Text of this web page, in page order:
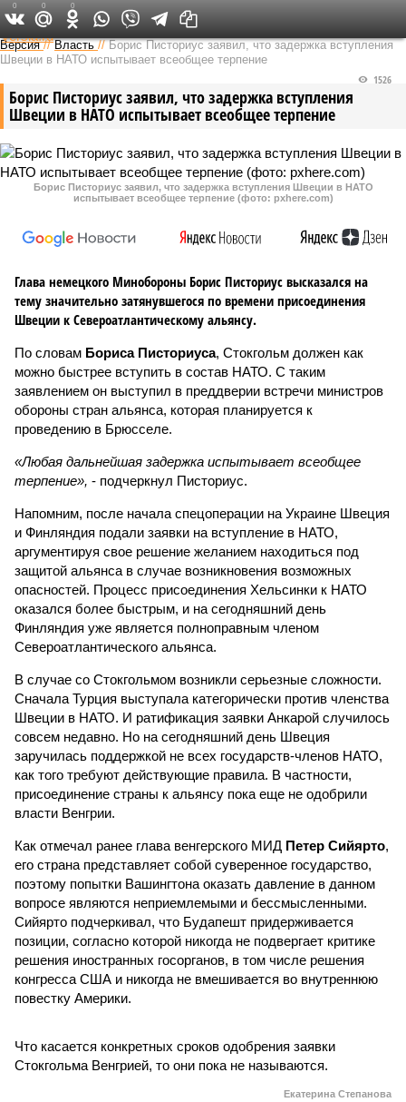
Федеральный выпуск
Версия //Власть //Борис Писториус заявил, что задержка вступления
Швеции в НАТО испытывает всеобщее терпение
Борис Писториус заявил, что задержка вступления
Швеции в НАТО испытывает всеобщее терпение
1526
Борис Писториус заявил, что задержка вступления Швеции в НАТО
испытывает всеобщее терпение (фото: pxhere.com)
Глава немецкого Минобороны Борис Писториус высказался на
тему значительно затянувшегося по времени присоединения
Швеции к Североатлантическому альянсу.
По словам Бориса Писториуса, Стокгольм должен как
можно быстрее вступить в состав НАТО. С таким
заявлением он выступил в преддверии встречи министров
обороны стран альянса, которая планируется к
проведению в Брюсселе.
«Любая дальнейшая задержка испытывает всеобщее
терпение», - подчеркнул Писториус.
Напомним, после начала спецоперации на Украине Швеция
и Финляндия подали заявки на вступление в НАТО,
аргументируя свое решение желанием находиться под
защитой альянса в случае возникновения возможных
опасностей. Процесс присоединения Хельсинки к НАТО
оказался более быстрым, и на сегодняшний день
Финляндия уже является полноправным членом
Североатлантического альянса.
В случае со Стокгольмом возникли серьезные сложности.
Сначала Турция выступала категорически против членства
Швеции в НАТО. И ратификация заявки Анкарой случилось
совсем недавно. Но на сегодняшний день Швеция
заручилась поддержкой не всех государств-членов НАТО,
как того требуют действующие правила. В частности,
присоединение страны к альянсу пока еще не одобрили
власти Венгрии.
Как отмечал ранее глава венгерского МИД Петер Сийярто,
его страна представляет собой суверенное государство,
поэтому попытки Вашингтона оказать давление в данном
вопросе являются неприемлемыми и бессмысленными.
Сийярто подчеркивал, что Будапешт придерживается
позиции, согласно которой никогда не подвергает критике
решения иностранных госорганов, в том числе решения
конгресса США и никогда не вмешивается во внутреннюю
повестку Америки.
Что касается конкретных сроков одобрения заявки
Стокгольма Венгрией, то они пока не называются.
0 0 0
Екатерина Степанова